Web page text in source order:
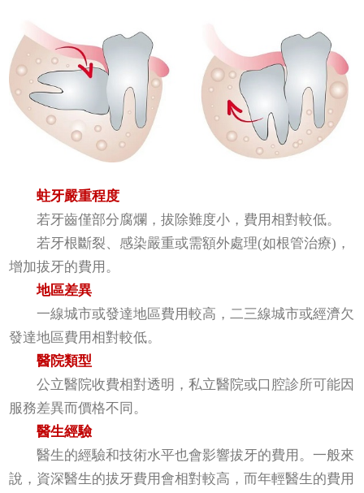
蛀牙嚴重程度
若牙齒僅部分腐爛，拔除難度小，費用相對較低。
若牙根斷裂、感染嚴重或需額外處理(如根管治療)，
增加拔牙的費用。
地區差異
一線城市或發達地區費用較高，二三線城市或經濟欠
發達地區費用相對較低。
醫院類型
公立醫院收費相對透明，私立醫院或口腔診所可能因
服務差異而價格不同。
醫生經驗
醫生的經驗和技術水平也會影響拔牙的費用。一般來
說，資深醫生的拔牙費用會相對較高，而年輕醫生的費用